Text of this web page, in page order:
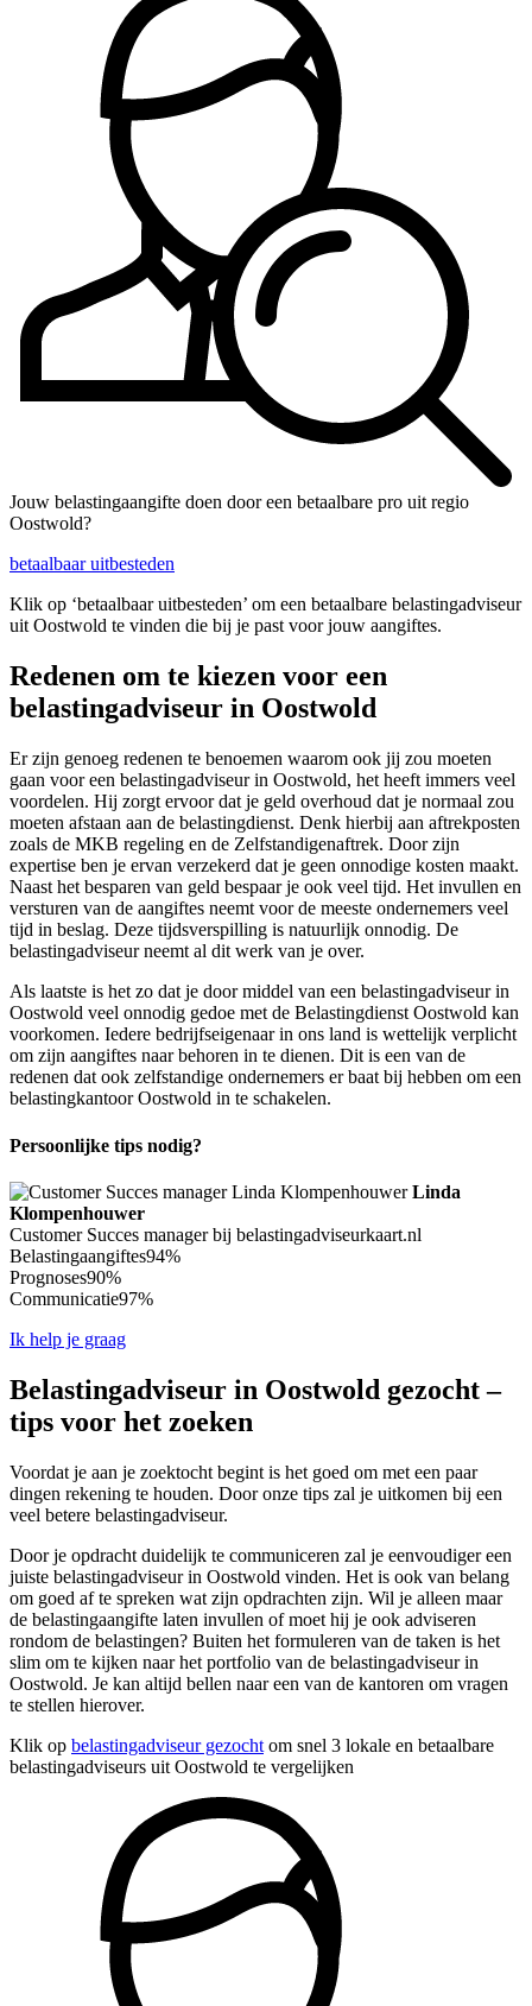
Jouw belastingaangifte doen door een betaalbare pro uit regio
Oostwold?
betaalbaar uitbesteden
Klik op ‘betaalbaar uitbesteden’ om een betaalbare belastingadviseur
uit Oostwold te vinden die bij je past voor jouw aangiftes.
Redenen om te kiezen voor een
belastingadviseur in Oostwold
Er zijn genoeg redenen te benoemen waarom ook jij zou moeten
gaan voor een belastingadviseur in Oostwold, het heeft immers veel
voordelen. Hij zorgt ervoor dat je geld overhoud dat je normaal zou
moeten afstaan aan de belastingdienst. Denk hierbij aan aftrekposten
zoals de MKB regeling en de Zelfstandigenaftrek. Door zijn
expertise ben je ervan verzekerd dat je geen onnodige kosten maakt.
Naast het besparen van geld bespaar je ook veel tijd. Het invullen en
versturen van de aangiftes neemt voor de meeste ondernemers veel
tijd in beslag. Deze tijdsverspilling is natuurlijk onnodig. De
belastingadviseur neemt al dit werk van je over.
Als laatste is het zo dat je door middel van een belastingadviseur in
Oostwold veel onnodig gedoe met de Belastingdienst Oostwold kan
voorkomen. Iedere bedrijfseigenaar in ons land is wettelijk verplicht
om zijn aangiftes naar behoren in te dienen. Dit is een van de
redenen dat ook zelfstandige ondernemers er baat bij hebben om een
belastingkantoor Oostwold in te schakelen.
Persoonlijke tips nodig?
Linda
Klompenhouwer
Customer Succes manager bij belastingadviseurkaart.nl
Belastingaangiftes94%
Prognoses90%
Communicatie97%
Ik help je graag
Belastingadviseur in Oostwold gezocht –
tips voor het zoeken
Voordat je aan je zoektocht begint is het goed om met een paar
dingen rekening te houden. Door onze tips zal je uitkomen bij een
veel betere belastingadviseur.
Door je opdracht duidelijk te communiceren zal je eenvoudiger een
juiste belastingadviseur in Oostwold vinden. Het is ook van belang
om goed af te spreken wat zijn opdrachten zijn. Wil je alleen maar
de belastingaangifte laten invullen of moet hij je ook adviseren
rondom de belastingen? Buiten het formuleren van de taken is het
slim om te kijken naar het portfolio van de belastingadviseur in
Oostwold. Je kan altijd bellen naar een van de kantoren om vragen
te stellen hierover.
Klik op belastingadviseur gezocht om snel 3 lokale en betaalbare
belastingadviseurs uit Oostwold te vergelijken